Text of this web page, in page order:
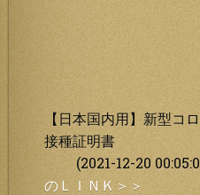
【日本国内用】新型コ
接種証明書
(2021-12-20
のＬＩＮＫ＞＞